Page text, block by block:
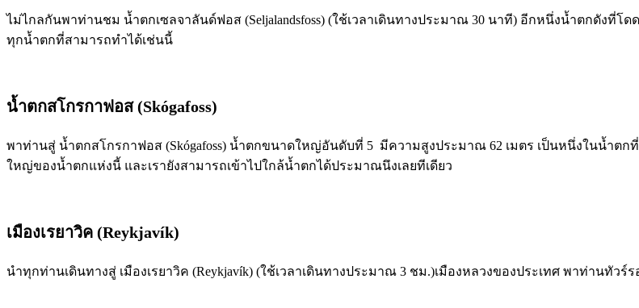
ไม่ไกลกันพาท่านชม น้ำตกเซลจาลันด์ฟอส (Seljalandsfoss) (ใช้เวลาเดินทางประมาณ 30 นาที) อีกหนึ่งน้ำตกดังที่
ทุกน้ำตกที่สามารถทำได้เช่นนี้
น้ำตกสโกรกาฟอส (Skógafoss)
พาท่านสู่ น้ำตกสโกรกาฟอส (Skógafoss) น้ำตกขนาดใหญ่อันดับที่ 5 มีความสูงประมาณ 62 เมตร เป็นหนึ่งในน้ำต
ใหญ่ของน้ำตกแห่งนี้ และเรายังสามารถเข้าไปใกล้น้ำตกได้ประมาณนึงเลยทีเดียว
เมืองเรยาวิค (Reykjavík)
นำทุกท่านเดินทางสู่ เมืองเรยาวิค (Reykjavík) (ใช้เวลาเดินทางประมาณ 3 ชม.)เมืองหลวงของประเทศ พาท่านทัวร์ร